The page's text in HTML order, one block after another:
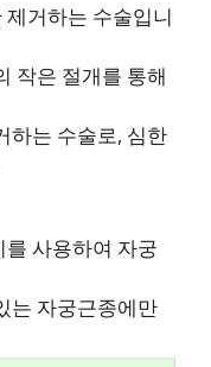
거하는 수술입니
작은 절개를 통해
하는 수술로, 심한
사용하여 자궁
는 자궁근종에만